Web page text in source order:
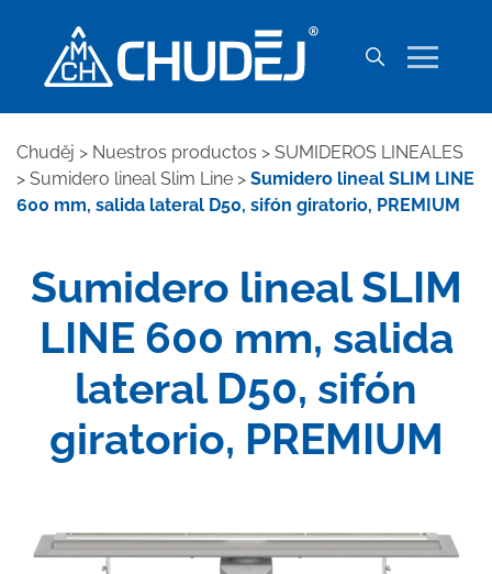
Chuděj > Nuestros productos > SUMIDEROS LINEALES
> Sumidero lineal Slim Line > Sumidero lineal SLIM LINE
600 mm, salida lateral D50, sifón giratorio, PREMIUM
Sumidero lineal SLIM
LINE 600 mm, salida
lateral D50, sifón
giratorio, PREMIUM